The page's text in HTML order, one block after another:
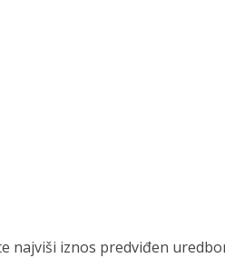
najviši iznos predviđen